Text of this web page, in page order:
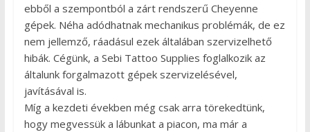
ebből a szempontból a zárt rendszerű Cheyenne
gépek. Néha adódhatnak mechanikus problémák, de ez
nem jellemző, ráadásul ezek általában szervizelhető
hibák. Cégünk, a Sebi Tattoo Supplies foglalkozik az
általunk forgalmazott gépek szervizelésével,
javításával is.
Míg a kezdeti években még csak arra törekedtünk,
hogy megvessük a lábunkat a piacon, ma már a